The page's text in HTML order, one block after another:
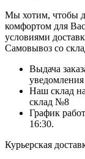
Мы хотим, чтобы
комфортом для
условиями
Самовывоз со
Выдача
Наш склад
склад №8
График
16:30.
Курьерская